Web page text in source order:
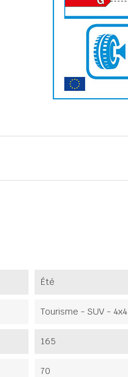
Été
Tourisme - SUV - 4x4
165
70